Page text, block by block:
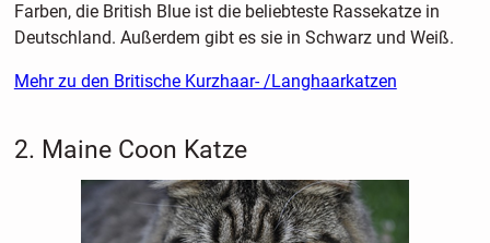
Farben, die British Blue ist die beliebteste Rassekatze in
Deutschland. Außerdem gibt es sie in Schwarz und Weiß.
Mehr zu den Britische Kurzhaar- /Langhaarkatzen
2. Maine Coon Katze